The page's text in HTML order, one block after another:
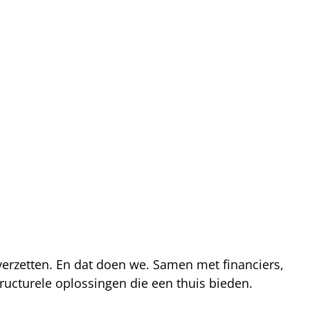
En dat doen we. Samen met financiers,
oplossingen die een thuis bieden.